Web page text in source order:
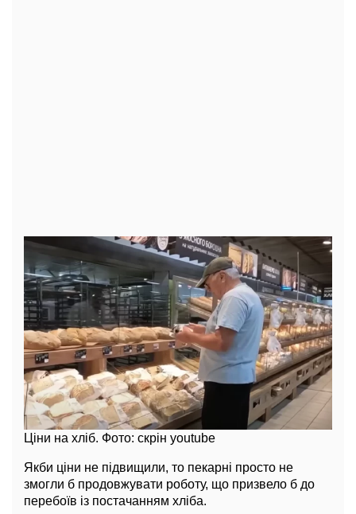
Ціни на хліб. Фото: скрін youtube
Якби ціни не підвищили, то пекарні просто не
змогли б продовжувати роботу, що призвело б до
перебоїв із постачанням хліба.